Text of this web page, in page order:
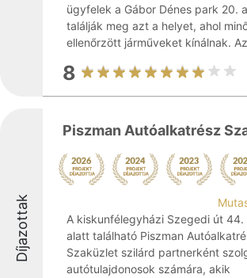
ügyfelek a Gábor Dénes park 20.
találják meg azt a helyet, ahol
ellenőrzött járműveket kínálnak.
8
Díjazottak
Piszman Autóalkatrész
A kiskunfélegyházi Szegedi út 44.
alatt található Piszman
Szaküzlet szilárd partnerként
autótulajdonosok számára, akik